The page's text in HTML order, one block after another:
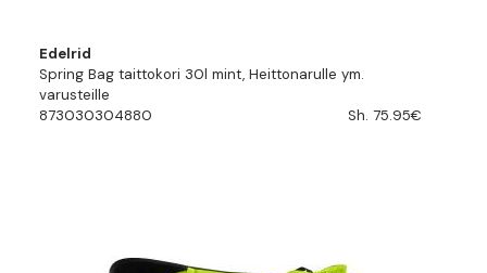
Edelrid
Spring Bag taittokori 30l mint, Heittonarulle ym.
varusteille
873030304880
Sh. 75.95€